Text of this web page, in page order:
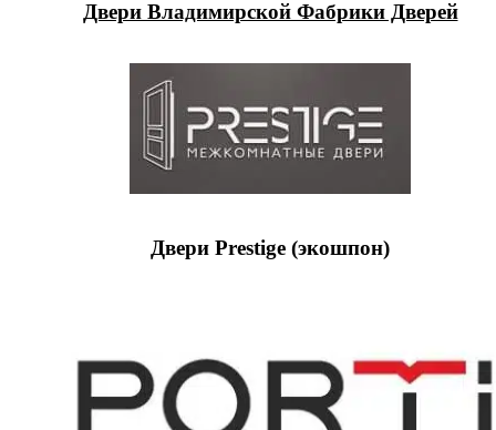
Двери Владимирской Фабрики Дверей
Двери Prestige (экошпон)